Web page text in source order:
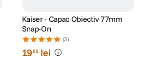
Kaiser - Capac Obiectiv 77mm
Snap-On
(3)
1999 lei